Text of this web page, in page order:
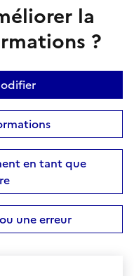
la
?
en tant que
une erreur